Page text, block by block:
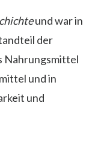
und war in
der
Nahrungsmittel
und in
und